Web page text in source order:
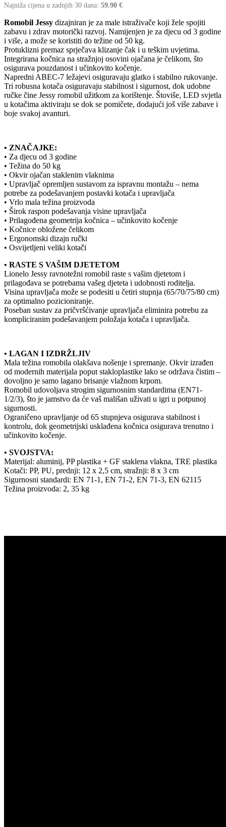
Najniža cijena u zadnjih 30 dana: 59.90 €
Romobil Jessy dizajniran je za male istraživače koji žele spojiti
zabavu i zdrav motorički razvoj. Namijenjen je za djecu od 3 godine
i više, a može se koristiti do težine od 50 kg.
Protuklizni premaz sprječava klizanje čak i u teškim uvjetima.
Integrirana kočnica na stražnjoj osovini ojačana je čelikom, što
osigurava pouzdanost i učinkovito kočenje.
Napredni ABEC-7 ležajevi osiguravaju glatko i stabilno rukovanje.
Tri robusna kotača osiguravaju stabilnost i sigurnost, dok udobne
ručke čine Jessy romobil užitkom za korištenje. Štoviše, LED svjetla
u kotačima aktiviraju se dok se pomičete, dodajući još više zabave i
boje svakoj avanturi.
• ZNAČAJKE:
• Za djecu od 3 godine
• Težina do 50 kg
• Okvir ojačan staklenim vlaknima
• Upravljač opremljen sustavom za ispravnu montažu – nema
potrebe za podešavanjem postavki kotača i upravljača
• Vrlo mala težina proizvoda
• Širok raspon podešavanja visine upravljača
• Prilagođena geometrija kočnica – učinkovito kočenje
• Kočnice obložene čelikom
• Ergonomski dizajn ručki
• Osvijetljeni veliki kotači
• RASTE S VAŠIM DJETETOM
Lionelo Jessy ravnotežni romobil raste s vašim djetetom i
prilagođava se potrebama vašeg djeteta i udobnosti roditelja.
Visina upravljača može se podesiti u četiri stupnja (65/70/75/80 cm)
za optimalno pozicioniranje.
Poseban sustav za pričvršćivanje upravljača eliminira potrebu za
kompliciranim podešavanjem položaja kotača i upravljača.
• LAGAN I IZDRŽLJIV
Mala težina romobila olakšava nošenje i spremanje. Okvir izrađen
od modernih materijala poput stakloplastike lako se održava čistim –
dovoljno je samo lagano brisanje vlažnom krpom.
Romobil udovoljava strogim sigurnosnim standardima (EN71-
1/2/3), što je jamstvo da će vaš mališan uživati u igri u potpunoj
sigurnosti.
Ograničeno upravljanje od 65 stupnjeva osigurava stabilnost i
kontrolu, dok geometrijski usklađena kočnica osigurava trenutno i
učinkovito kočenje.
• SVOJSTVA:
Materijal: aluminij, PP plastika + GF staklena vlakna, TRE plastika
Kotači: PP, PU, prednji: 12 x 2,5 cm, stražnji: 8 x 3 cm
Sigurnosni standardi: EN 71-1, EN 71-2, EN 71-3, EN 62115
Težina proizvoda: 2, 35 kg